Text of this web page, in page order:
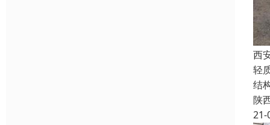
西
轻
结
陕
21-